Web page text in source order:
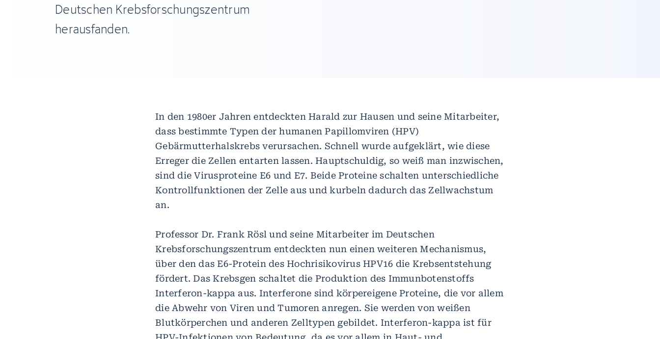
Deutschen Krebsforschungszentrum
herausfanden.
In den 1980er Jahren entdeckten Harald zur Hausen und seine Mitarbeiter,
dass bestimmte Typen der humanen Papillomviren (HPV)
Gebärmutterhalskrebs verursachen. Schnell wurde aufgeklärt, wie diese
Erreger die Zellen entarten lassen. Hauptschuldig, so weiß man inzwischen,
sind die Virusproteine E6 und E7. Beide Proteine schalten unterschiedliche
Kontrollfunktionen der Zelle aus und kurbeln dadurch das Zellwachstum
an.
Professor Dr. Frank Rösl und seine Mitarbeiter im Deutschen
Krebsforschungszentrum entdeckten nun einen weiteren Mechanismus,
über den das E6-Protein des Hochrisikovirus HPV16 die Krebsentstehung
fördert. Das Krebsgen schaltet die Produktion des Immunbotenstoffs
Interferon-kappa aus. Interferone sind körpereigene Proteine, die vor allem
die Abwehr von Viren und Tumoren anregen. Sie werden von weißen
Blutkörperchen und anderen Zelltypen gebildet. Interferon-kappa ist für